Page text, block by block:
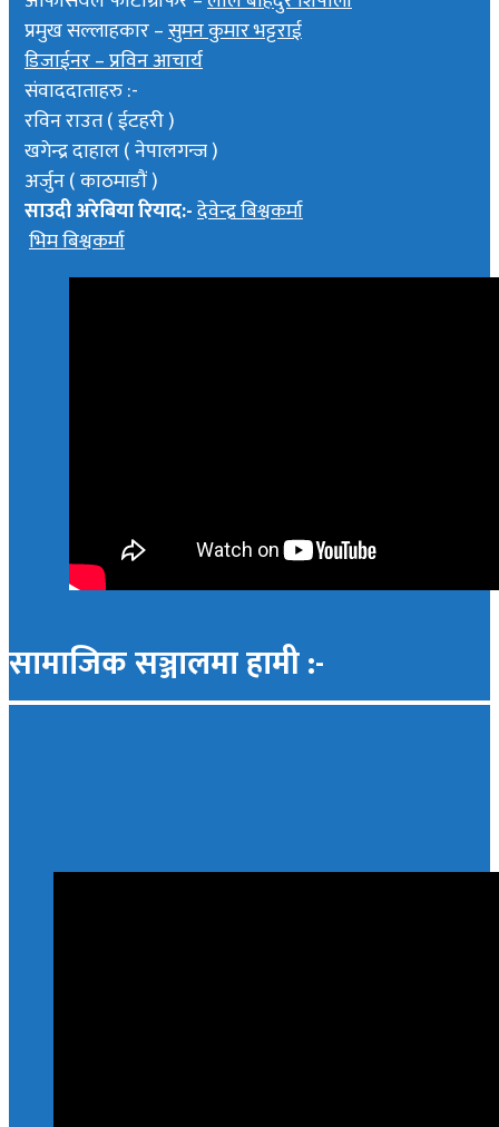
प्रमुख सल्लाहकार –सुमन कुमार भट्टराई
डिजाईनर – प्रविन आचार्य
संवाददाताहरु :-
रविन राउत ( ईटहरी )
खगेन्द्र दाहाल ( नेपालगन्ज )
अर्जुन ( काठमाडौं )
साउदी अरेबिया रियाद:-देवेन्द्र बिश्वकर्मा
भिम बिश्वकर्मा
सामाजिक सञ्जालमा हामी :-